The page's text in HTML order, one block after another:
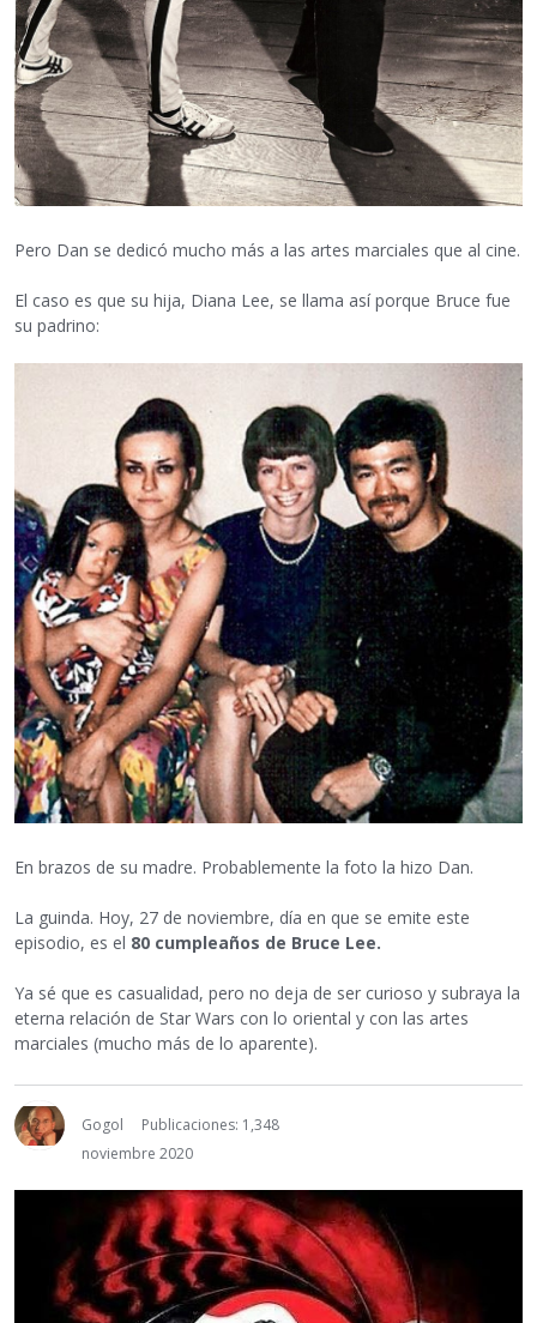
Pero Dan se dedicó mucho más a las artes marciales que al cine.
El caso es que su hija, Diana Lee, se llama así porque Bruce fue
su padrino:
En brazos de su madre. Probablemente la foto la hizo Dan.
La guinda. Hoy, 27 de noviembre, día en que se emite este
episodio, es el 80 cumpleaños de Bruce Lee.
Ya sé que es casualidad, pero no deja de ser curioso y subraya la
eterna relación de Star Wars con lo oriental y con las artes
marciales (mucho más de lo aparente).
Gogol
Publicaciones: 1,348
noviembre 2020